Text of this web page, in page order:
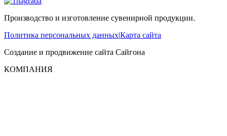
Производство и изготовление сувенирной продукции.
Политика персональных данных|Карта сайта
Создание и продвижение сайта Сайгона
КОМПАНИЯ